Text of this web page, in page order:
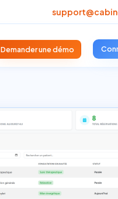
Demander une démo